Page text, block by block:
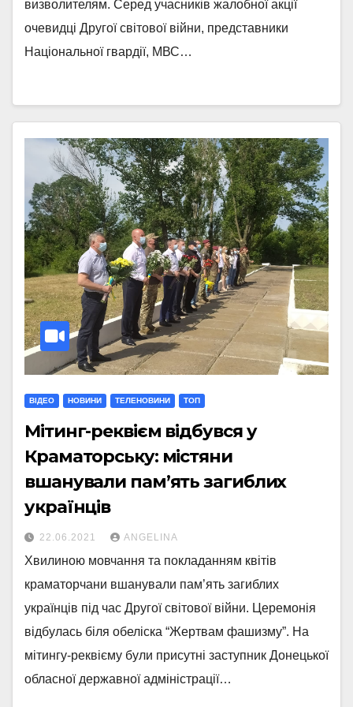
визволителям. Серед учасників жалобної акції
очевидці Другої світової війни, представники
Національної гвардії, МВС…
ВІДЕО НОВИНИ ТЕЛЕНОВИНИ ТОП
Мітинг-реквієм відбувся у
Краматорську: містяни
вшанували пам’ять загиблих
українців
22.06.2021 ANGELINA
Хвилиною мовчання та покладанням квітів
краматорчани вшанували пам’ять загиблих
українців під час Другої світової війни. Церемонія
відбулась біля обеліска “Жертвам фашизму”. На
мітингу-реквієму були присутні заступник Донецької
обласної державної адміністрації…